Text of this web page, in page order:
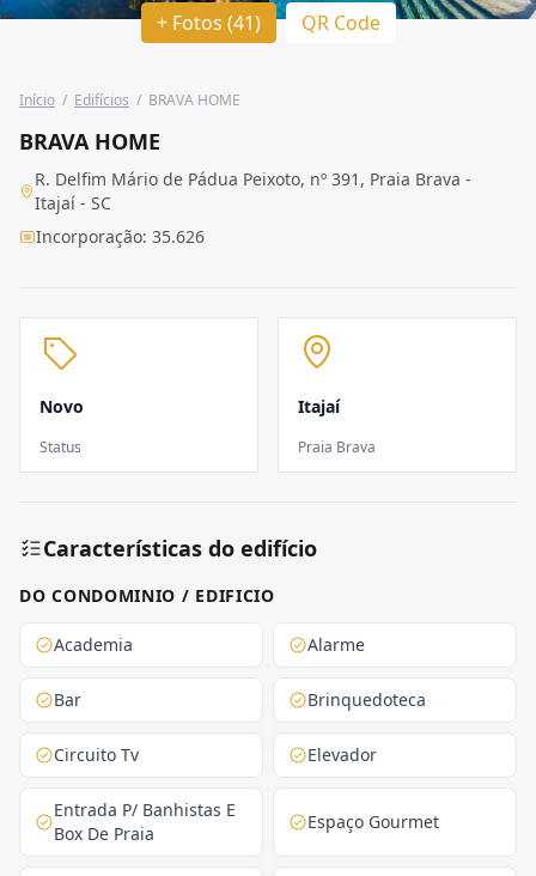
+ Fotos (41) QR Code
Início / Edifícios / BRAVA HOME
BRAVA HOME
R. Delfim Mário de Pádua Peixoto, nº 391, Praia Brava -
Itajaí - SC
Incorporação: 35.626
Novo
Status
Itajaí
Praia Brava
Características do edifício
DO CONDOMINIO / EDIFICIO
Academia Alarme
Bar Brinquedoteca
Circuito Tv Elevador
Entrada P/ Banhistas E
Box De Praia
Espaço Gourmet